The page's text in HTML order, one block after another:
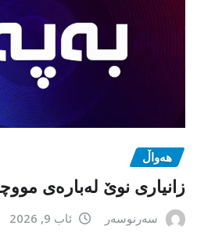
هەواڵ
زانیاری نوێ لەبارەی
سەرنوسەر ئاب 9, 2026